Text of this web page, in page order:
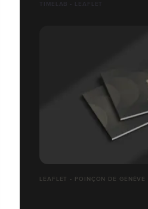
TIMELAB - LEAFLET
LEAFLET - POINÇON DE GENÈVE